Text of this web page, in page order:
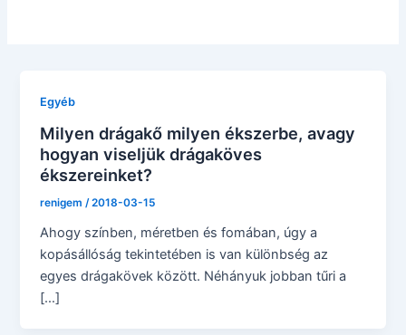
Egyéb
Milyen drágakő milyen ékszerbe, avagy
hogyan viseljük drágaköves
ékszereinket?
renigem/2018-03-15
Ahogy színben, méretben és fomában, úgy a
kopásállóság tekintetében is van különbség az
egyes drágakövek között. Néhányuk jobban tűri a
[…]